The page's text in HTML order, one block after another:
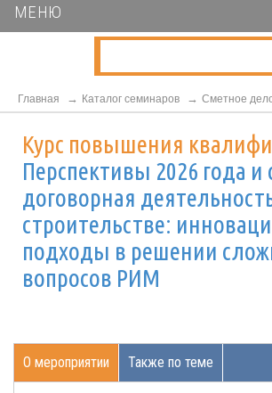
МЕНЮ
Главная Каталог семинаров Сметное
Курс повышения
Перспективы 2026 года и
договорная
строительстве:
подходы в решении
вопросов РИМ
О мероприятии Также по теме